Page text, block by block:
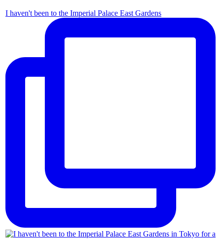
I haven't been to the Imperial Palace East Gardens